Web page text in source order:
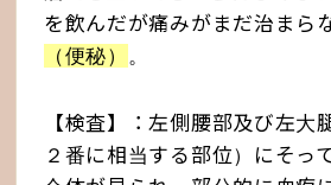
を飲んだが痛みがまだ治まら
（便秘）
。
【検査】：左側腰部及び左大
２番に相当する部位）にそっ